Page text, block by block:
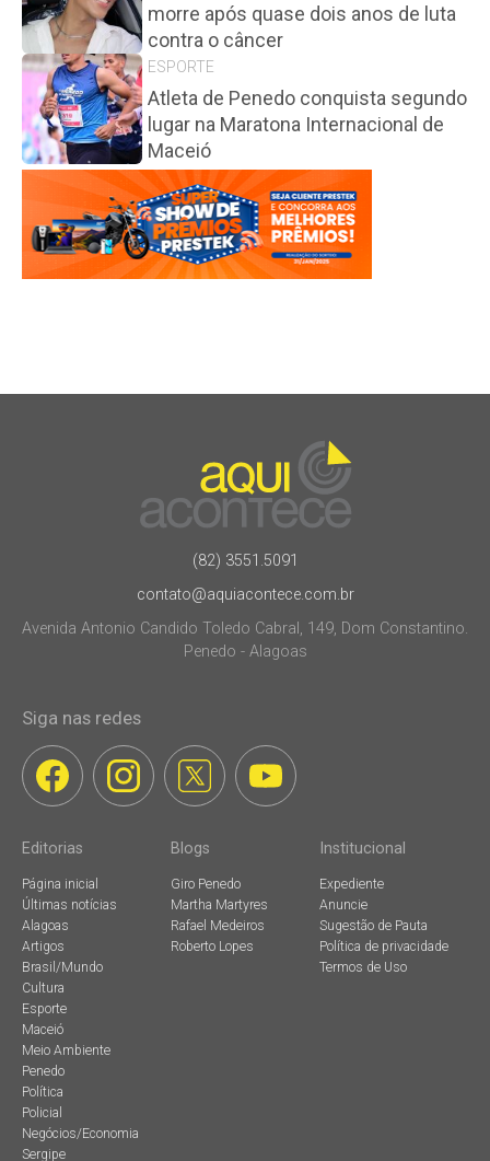
morre após quase dois anos de luta
contra o câncer
ESPORTE
Atleta de Penedo conquista segundo
lugar na Maratona Internacional de
Maceió
(82) 3551.5091
contato@aquiacontece.com.br
Avenida Antonio Candido Toledo Cabral, 149, Dom Constantino.
Penedo - Alagoas
Siga nas redes
Editorias
Página inicial
Últimas notícias
Alagoas
Artigos
Brasil/Mundo
Cultura
Esporte
Maceió
Meio Ambiente
Penedo
Política
Policial
Negócios/Economia
Sergipe
Blogs
Giro Penedo
Martha Martyres
Rafael Medeiros
Roberto Lopes
Institucional
Expediente
Anuncie
Sugestão de Pauta
Política de privacidade
Termos de Uso